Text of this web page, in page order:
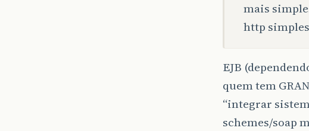
mais
http
EJB
quem tem
“integrar
schemes/soap